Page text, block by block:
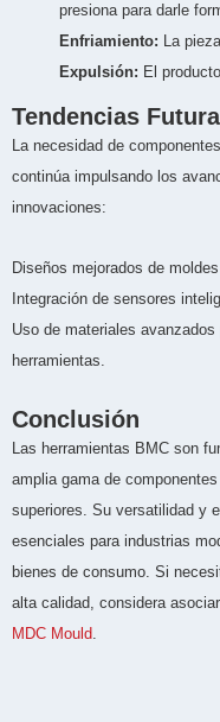
presiona para darle
Enfriamiento: La
Expulsión: El
Tendencias
La necesidad de
continúa impulsando los
innovaciones:
Diseños mejorados de
Integración de sensores
Uso de materiales
herramientas.
Conclusión
Las herramientas BMC son
amplia gama de
superiores. Su versatilidad y
esenciales para industrias
bienes de consumo. Si
alta calidad, considera
MDC Mould.